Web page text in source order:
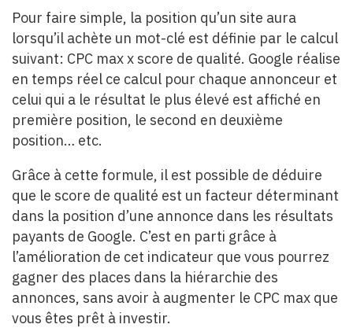
Pour faire simple, la position qu’un site aura
lorsqu’il achète un mot-clé est définie par le calcul
suivant: CPC max x score de qualité. Google réalise
en temps réel ce calcul pour chaque annonceur et
celui qui a le résultat le plus élevé est affiché en
première position, le second en deuxième
position… etc.
Grâce à cette formule, il est possible de déduire
que le score de qualité est un facteur déterminant
dans la position d’une annonce dans les résultats
payants de Google. C’est en parti grâce à
l’amélioration de cet indicateur que vous pourrez
gagner des places dans la hiérarchie des
annonces, sans avoir à augmenter le CPC max que
vous êtes prêt à investir.